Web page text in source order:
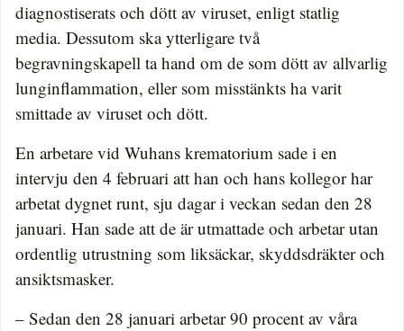
diagnostiserats och dött av viruset, enligt statlig
media. Dessutom ska ytterligare två
begravningskapell ta hand om de som dött av allvarlig
lunginflammation, eller som misstänkts ha varit
smittade av viruset och dött.
En arbetare vid Wuhans krematorium sade i en
intervju den 4 februari att han och hans kollegor har
arbetat dygnet runt, sju dagar i veckan sedan den 28
januari. Han sade att de är utmattade och arbetar utan
ordentlig utrustning som liksäckar, skyddsdräkter och
ansiktsmasker.
– Sedan den 28 januari arbetar 90 procent av våra